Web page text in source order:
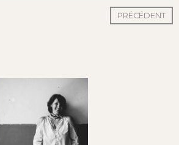
PRÉCÉDENT